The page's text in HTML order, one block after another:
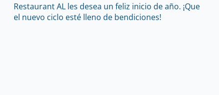
Restaurant AL les desea un feliz inicio de año. ¡Que
el nuevo ciclo esté lleno de bendiciones!